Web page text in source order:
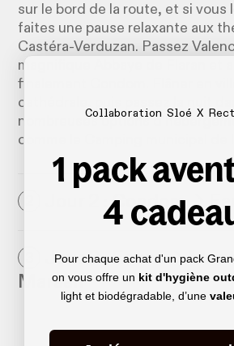
sur le bord de la route, et si vous
faites une pause relaxante aux
Castéra-Verduzan. Passez
magnifique Abbaye de Flaran et
finalement Condom. Flâner en
cathédrale, puis passez la nuit
nombreuses options
comme le Camping municipal de
Jour 2 : Condom →
Jour 3 : Eauze →
Marsan
Collaboration Sloé X
1 pack
4
Pour chaque achat d'un pack
on vous offre un kit d'hygiène
light et biodégradable, d’une